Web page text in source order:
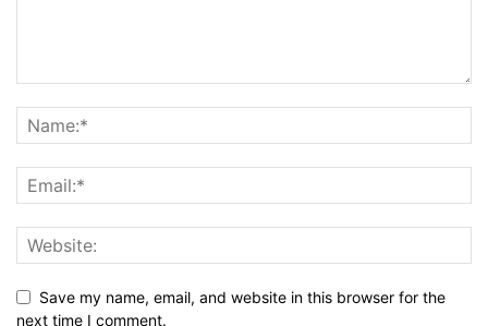
Save my name, email, and website in this browser for the
next time I comment.